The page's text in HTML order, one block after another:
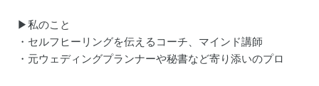
▶私のこと
・セルフヒーリングを伝えるコーチ、マインド講師
・元ウェディングプランナーや秘書など寄り添いのプロ